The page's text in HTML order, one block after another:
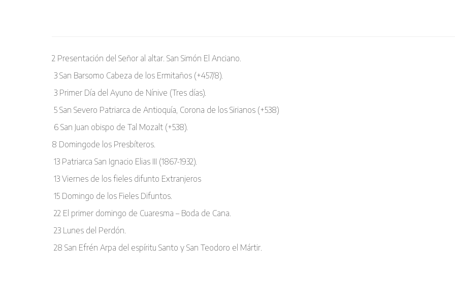
2 Presentación del Señor al altar. San Simón El Anciano.
3 San Barsomo Cabeza de los Ermitaños (+457/8).
3 Primer Día del Ayuno de Nínive (Tres días).
5 San Severo Patriarca de Antioquía, Corona de los Sirianos (+538)
6 San Juan obispo de Tal Mozalt (+538).
8 Domingode los Presbíteros.
13 Patriarca San Ignacio Elias III (1867-1932).
13 Viernes de los fieles difunto Extranjeros
15 Domingo de los Fieles Difuntos.
22 El primer domingo de Cuaresma – Boda de Cana.
23 Lunes del Perdón.
28 San Efrén Arpa del espíritu Santo y San Teodoro el Mártir.